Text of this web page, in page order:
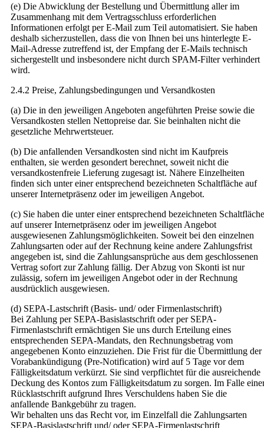
(e) Die Abwicklung der Bestellung und Übermittlung aller im
Zusammenhang mit dem Vertragsschluss erforderlichen
Informationen erfolgt per E-Mail zum Teil automatisiert. Sie haben
deshalb sicherzustellen, dass die von Ihnen bei uns hinterlegte E-
Mail-Adresse zutreffend ist, der Empfang der E-Mails technisch
sichergestellt und insbesondere nicht durch SPAM-Filter verhindert
wird.
2.4.2 Preise, Zahlungsbedingungen und Versandkosten
(a) Die in den jeweiligen Angeboten angeführten Preise sowie die
Versandkosten stellen Nettopreise dar. Sie beinhalten nicht die
gesetzliche Mehrwertsteuer.
(b) Die anfallenden Versandkosten sind nicht im Kaufpreis
enthalten, sie werden gesondert berechnet, soweit nicht die
versandkostenfreie Lieferung zugesagt ist. Nähere Einzelheiten
finden sich unter einer entsprechend bezeichneten Schaltfläche auf
unserer Internetpräsenz oder im jeweiligen Angebot.
(c) Sie haben die unter einer entsprechend bezeichneten Schaltfläche
auf unserer Internetpräsenz oder im jeweiligen Angebot
ausgewiesenen Zahlungsmöglichkeiten. Soweit bei den einzelnen
Zahlungsarten oder auf der Rechnung keine andere Zahlungsfrist
angegeben ist, sind die Zahlungsansprüche aus dem geschlossenen
Vertrag sofort zur Zahlung fällig. Der Abzug von Skonti ist nur
zulässig, sofern im jeweiligen Angebot oder in der Rechnung
ausdrücklich ausgewiesen.
(d) SEPA-Lastschrift (Basis- und/ oder Firmenlastschrift)
Bei Zahlung per SEPA-Basislastschrift oder per SEPA-
Firmenlastschrift ermächtigen Sie uns durch Erteilung eines
entsprechenden SEPA-Mandats, den Rechnungsbetrag vom
angegebenen Konto einzuziehen. Die Frist für die Übermittlung der
Vorabankündigung (Pre-Notification) wird auf 5 Tage vor dem
Fälligkeitsdatum verkürzt. Sie sind verpflichtet für die ausreichende
Deckung des Kontos zum Fälligkeitsdatum zu sorgen. Im Falle
Rücklastschrift aufgrund Ihres Verschuldens haben Sie die
anfallende Bankgebühr zu tragen.
Wir behalten uns das Recht vor, im Einzelfall die Zahlungsarten
SEPA-Basislastschrift und/ oder SEPA-Firmenlastschrift